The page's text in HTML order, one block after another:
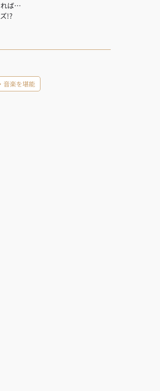
れば…
!?
音楽を堪能